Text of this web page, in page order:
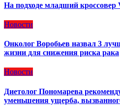
На подходе младший кроссовер
Новости
Онколог Воробьев назвал 3
жизни для снижения риска рака
Новости
Диетолог Пономарева
уменьшения ущерба,